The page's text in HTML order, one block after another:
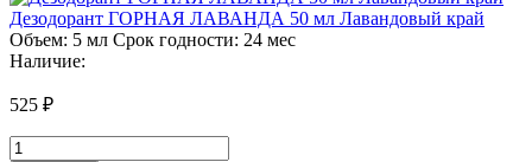
Дезодорант ГОРНАЯ ЛАВАНДА 50 мл Лавандовый край
Объем: 5 мл Срок годности: 24 мес
Наличие:
525 ₽